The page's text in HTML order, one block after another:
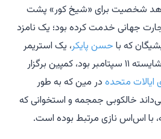
شخصیت برای «شیخ کور» پشت
به مرکز تجارت جهانی خدمت کرده بود؛ یک نامزد
که با حسن پایکر، یک استریمر
توئیچ که گفته بود آمریکا شایسته ۱۱ سپتامبر بود، کمپین برگزار
ایالات متحده در مین که به طور
خالکوبی جمجمه و استخوانی که